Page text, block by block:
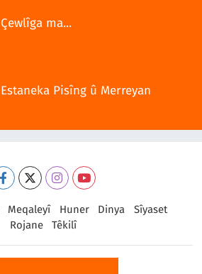
Çewlîga ma...
Estaneka Pisîng û Merreyan
Meqaleyî Huner Dinya
Sîyaset
Rojane
Têkilî